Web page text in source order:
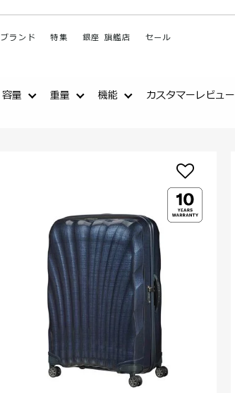
ブランド 特集 銀座 旗艦店 セール
容量 重量 機能 カスタマーレビュー